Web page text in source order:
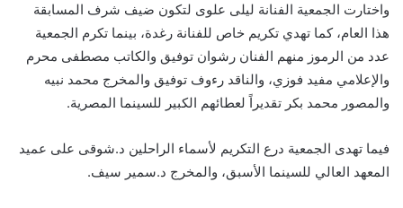
واختارت الجمعية الفنانة ليلى علوى لتكون ضيف شرف المسابقة
هذا العام، كما تهدي تكريم خاص للفنانة رغدة، بينما تكرم الجمعية
عدد من الرموز منهم الفنان رشوان توفيق والكاتب مصطفى محرم
والإعلامي مفيد فوزي، والناقد رءوف توفيق والمخرج محمد نبيه
والمصور محمد بكر تقديراً لعطائهم الكبير للسينما المصرية.
فيما تهدى الجمعية درع التكريم لأسماء الراحلين د.شوقى على عميد
المعهد العالي للسينما الأسبق، والمخرج د.سمير سيف.